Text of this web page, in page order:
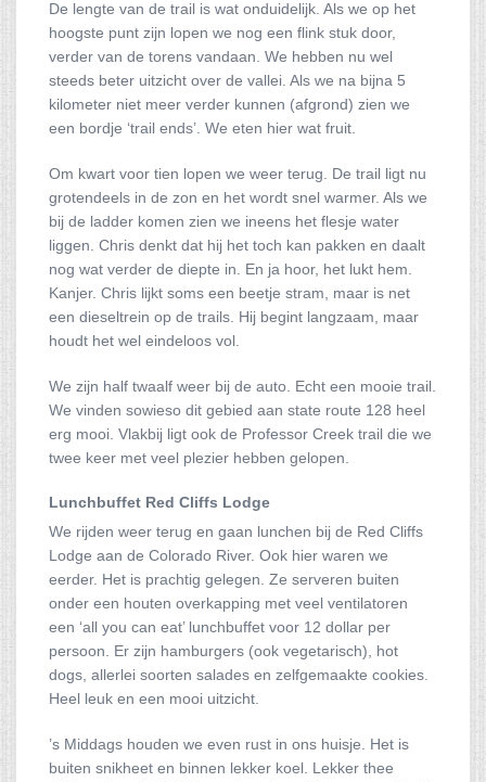
De lengte van de trail is wat onduidelijk. Als we op het
hoogste punt zijn lopen we nog een flink stuk door,
verder van de torens vandaan. We hebben nu wel
steeds beter uitzicht over de vallei. Als we na bijna 5
kilometer niet meer verder kunnen (afgrond) zien we
een bordje ‘trail ends’. We eten hier wat fruit.
Om kwart voor tien lopen we weer terug. De trail ligt nu
grotendeels in de zon en het wordt snel warmer. Als we
bij de ladder komen zien we ineens het flesje water
liggen. Chris denkt dat hij het toch kan pakken en daalt
nog wat verder de diepte in. En ja hoor, het lukt hem.
Kanjer. Chris lijkt soms een beetje stram, maar is net
een dieseltrein op de trails. Hij begint langzaam, maar
houdt het wel eindeloos vol.
We zijn half twaalf weer bij de auto. Echt een mooie trail.
We vinden sowieso dit gebied aan state route 128 heel
erg mooi. Vlakbij ligt ook de Professor Creek trail die we
twee keer met veel plezier hebben gelopen.
Lunchbuffet Red Cliffs Lodge
We rijden weer terug en gaan lunchen bij de Red Cliffs
Lodge aan de Colorado River. Ook hier waren we
eerder. Het is prachtig gelegen. Ze serveren buiten
onder een houten overkapping met veel ventilatoren
een ‘all you can eat’ lunchbuffet voor 12 dollar per
persoon. Er zijn hamburgers (ook vegetarisch), hot
dogs, allerlei soorten salades en zelfgemaakte cookies.
Heel leuk en een mooi uitzicht.
’s Middags houden we even rust in ons huisje. Het is
buiten snikheet en binnen lekker koel. Lekker thee